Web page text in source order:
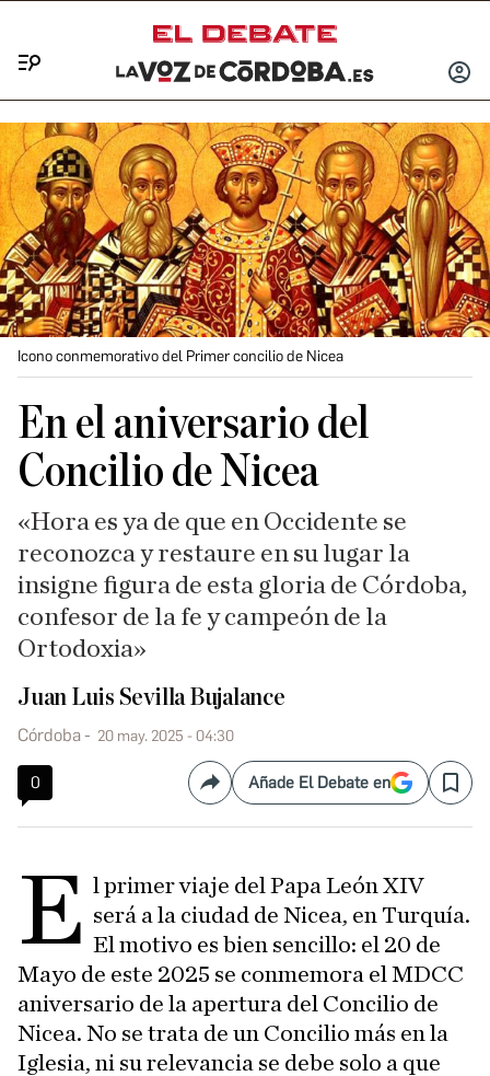
INICIAR
Icono conmemorativo del Primer concilio de Nicea
En el aniversario del
Concilio de Nicea
«Hora es ya de que en Occidente se
reconozca y restaure en su lugar la
insigne figura de esta gloria de Córdoba,
confesor de la fe y campeón de la
Ortodoxia»
Juan Luis Sevilla Bujalance
Córdoba 20 may. 2025 - 04:30
0 CompartirAñade El Debate en Save
E l primer viaje del Papa León XIV
será a la ciudad de Nicea, en Turquía.
El motivo es bien sencillo: el 20 de
Mayo de este 2025 se conmemora el MDCC
aniversario de la apertura del Concilio de
Nicea. No se trata de un Concilio más en la
Iglesia, ni su relevancia se debe solo a que